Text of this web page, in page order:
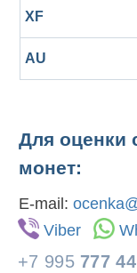
XF
AU
Для оценки
монет:
E-mail:
Viber
+7 995 777